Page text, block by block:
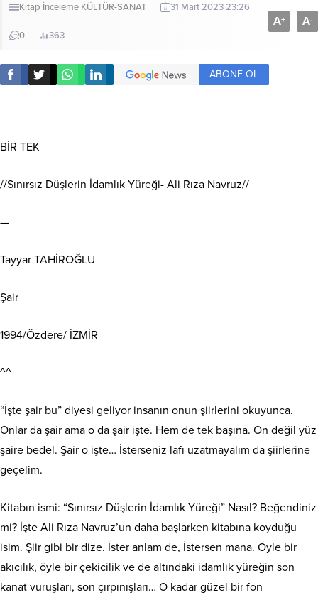
Kitap İnceleme KÜLTÜR-SANAT 31 Mart 2023 23:26
0 363
A+ A-
ABONE OL
BİR TEK
//Sınırsız Düşlerin İdamlık Yüreği- Ali Rıza Navruz//
—
Tayyar TAHİROĞLU
Şair
1994/Özdere/ İZMİR
^^
“İşte şair bu” diyesi geliyor insanın onun şiirlerini okuyunca.
Onlar da şair ama o da şair işte. Hem de tek başına. On değil yüz
şaire bedel. Şair o işte… İsterseniz lafı uzatmayalım da şiirlerine
geçelim.
Kitabın ismi: “Sınırsız Düşlerin İdamlık Yüreği” Nasıl? Beğendiniz
mi? İşte Ali Rıza Navruz’un daha başlarken kitabına koyduğu
isim. Şiir gibi bir dize. İster anlam de, İstersen mana. Öyle bir
akıcılık, öyle bir çekicilik ve de altındaki idamlık yüreğin son
kanat vuruşları, son çırpınışları… O kadar güzel bir fon